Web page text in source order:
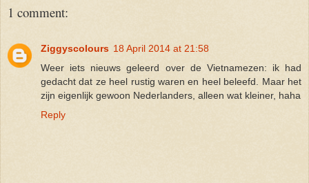
1 comment:
Ziggyscolours 18 April 2014 at 21:58
Weer iets nieuws geleerd over de Vietnamezen: ik had
gedacht dat ze heel rustig waren en heel beleefd. Maar het
zijn eigenlijk gewoon Nederlanders, alleen wat kleiner, haha
Reply